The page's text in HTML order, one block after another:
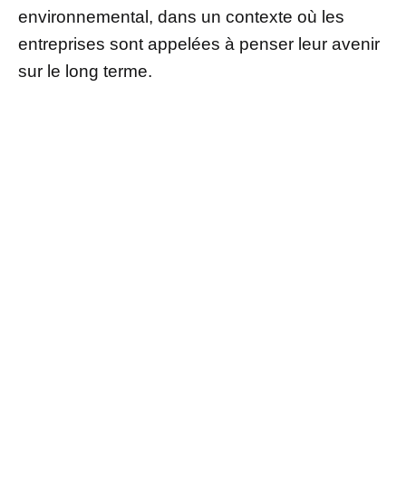
environnemental, dans un contexte où les
entreprises sont appelées à penser leur avenir
sur le long terme.